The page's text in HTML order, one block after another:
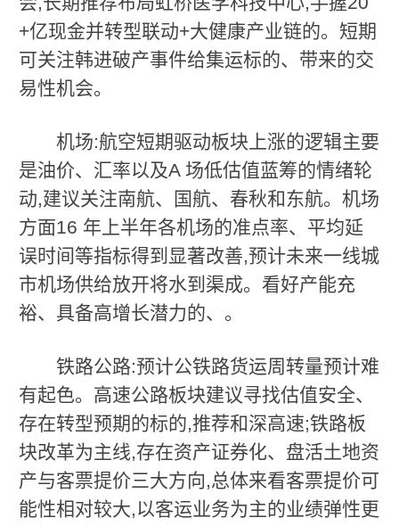
+亿现金并转型联动+大健康产业链的。短期
可关注韩进破产事件给集运标的、带来的交
易性机会。
机场:航空短期驱动板块上涨的逻辑主要
是油价、汇率以及A 场低估值蓝筹的情绪轮
动,建议关注南航、国航、春秋和东航。机场
方面16 年上半年各机场的准点率、平均延
误时间等指标得到显著改善,预计未来一线城
市机场供给放开将水到渠成。看好产能充
裕、具备高增长潜力的、。
铁路公路:预计公铁路货运周转量预计难
有起色。高速公路板块建议寻找估值安全、
存在转型预期的标的,推荐和深高速;铁路板
块改革为主线,存在资产证券化、盘活土地资
产与客票提价三大方向,总体来看客票提价可
能性相对较大,以客运业务为主的业绩弹性更